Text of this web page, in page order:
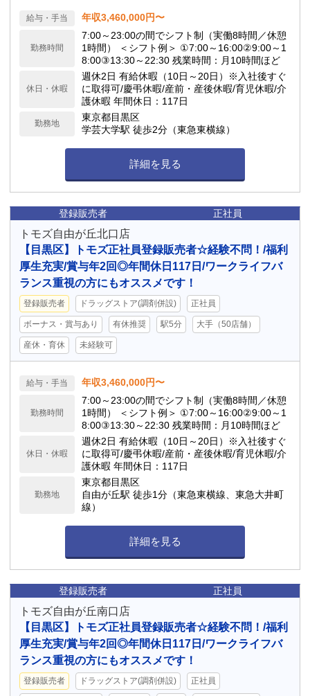
給与・手当 年収3,460,000円〜
勤務時間
7:00～23:00の間でシフト制（実働8時間／休憩
1時間） ＜シフト例＞ ①7:00～16:00②9:00～1
8:00③13:30～22:30 残業時間：月10時間ほど
休日・休暇
週休2日 有給休暇（10日～20日）※入社後すぐ
に取得可/慶弔休暇/産前・産後休暇/育児休暇/介
護休暇 年間休日：117日
勤務地
東京都目黒区
学芸大学駅 徒歩2分（東急東横線）
詳細を見る
登録販売者 正社員
トモズ自由が丘北口店
【目黒区】トモズ正社員登録販売者☆経験不問！/福利
厚生充実/賞与年2回◎年間休日117日/ワークライフバ
ランス重視の方にもオススメです！
登録販売者 ドラッグストア(調剤併設) 正社員
ボーナス・賞与あり 有休推奨 駅5分 大手（50店舗）
産休・育休 未経験可
給与・手当 年収3,460,000円〜
勤務時間
7:00～23:00の間でシフト制（実働8時間／休憩
1時間） ＜シフト例＞ ①7:00～16:00②9:00～1
8:00③13:30～22:30 残業時間：月10時間ほど
休日・休暇
週休2日 有給休暇（10日～20日）※入社後すぐ
に取得可/慶弔休暇/産前・産後休暇/育児休暇/介
護休暇 年間休日：117日
勤務地
東京都目黒区
自由が丘駅 徒歩1分（東急東横線、東急大井町
線）
詳細を見る
登録販売者 正社員
トモズ自由が丘南口店
【目黒区】トモズ正社員登録販売者☆経験不問！/福利
厚生充実/賞与年2回◎年間休日117日/ワークライフバ
ランス重視の方にもオススメです！
登録販売者 ドラッグストア(調剤併設) 正社員